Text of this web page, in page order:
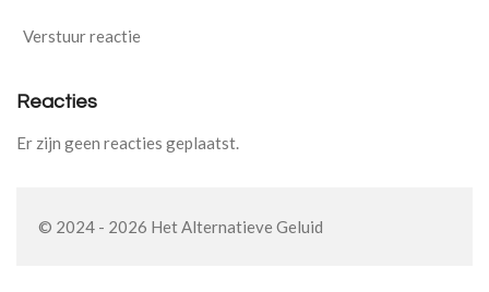
Verstuur reactie
Reacties
Er zijn geen reacties geplaatst.
© 2024 - 2026 Het Alternatieve Geluid